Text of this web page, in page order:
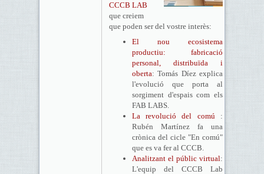
CCCB LAB
que creiem
que poden ser del vostre interès:
El nou ecosistema
productiu: fabricació
personal, distribuïda i
oberta: Tomás Díez explica
l'evolució que porta al
sorgiment d'espais com els
FAB LABS.
La revolució del comú:
Rubén Martínez fa una
crònica del cicle "En comú"
que es va fer al CCCB.
Analitzant el públic virtual:
L'equip del CCCB Lab